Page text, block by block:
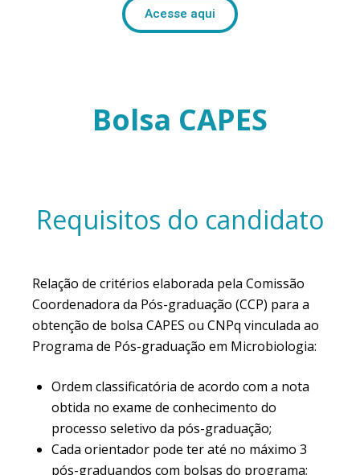
Acesse aqui
Bolsa CAPES
Requisitos do candidato
Relação de critérios elaborada pela Comissão
Coordenadora da Pós-graduação (CCP) para a
obtenção de bolsa CAPES ou CNPq vinculada ao
Programa de Pós-graduação em Microbiologia:
Ordem classificatória de acordo com a nota
obtida no exame de conhecimento do
processo seletivo da pós-graduação;
Cada orientador pode ter até no máximo 3
pós-graduandos com bolsas do programa;